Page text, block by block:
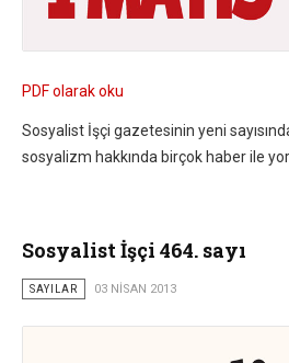
PDF olarak oku
Sosyalist İşçi gazetesinin yeni
sosyalizm hakkında birçok haber ile
Sosyalist İşçi 464. sayı
SAYILAR 03 NISAN 2013